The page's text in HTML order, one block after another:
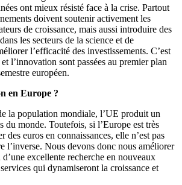
ont mieux résisté face à la crise. Partout
doivent soutenir activement les
de croissance, mais aussi introduire des
les secteurs de la science et de
l’efficacité des investissements. C’est
l’innovation sont passées au premier plan
européen.
en Europe ?
la population mondiale, l’UE produit un
du monde. Toutefois, si l’Europe est très
des euros en connaissances, elle n’est pas
l’inverse. Nous devons donc nous améliorer
excellente recherche en nouveaux
qui dynamiseront la croissance et